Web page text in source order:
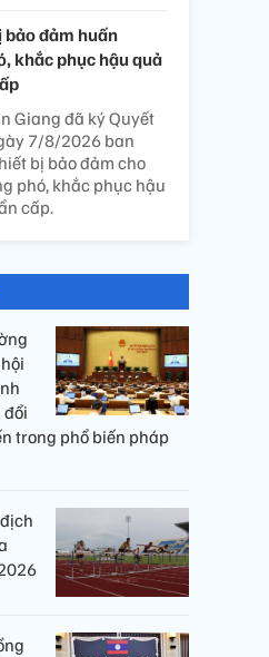
bảo đảm huấn
khắc phục hậu quả
Giang đã ký Quyết
7/8/2026 ban
bị bảo đảm cho
phó, khắc phục hậu
cấp.
đổi
trong phổ biến pháp